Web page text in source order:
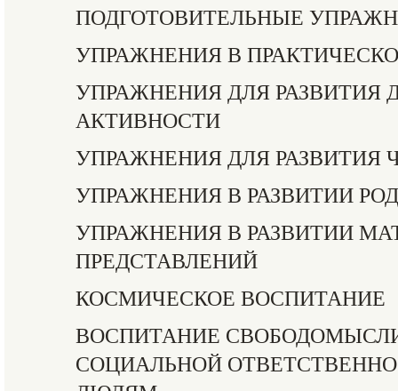
ПОДГОТОВИТЕЛЬНЫЕ
УПРАЖНЕНИЯ В
УПРАЖНЕНИЯ ДЛЯ РАЗВИТИЯ
АКТИВНОСТИ
УПРАЖНЕНИЯ ДЛЯ РАЗВИТИЯ
УПРАЖНЕНИЯ В РАЗВИТИИ
УПРАЖНЕНИЯ В РАЗВИТИИ
ПРЕДСТАВЛЕНИЙ
КОСМИЧЕСКОЕ ВОСПИТАНИЕ
ВОСПИТАНИЕ
СОЦИАЛЬНОЙ